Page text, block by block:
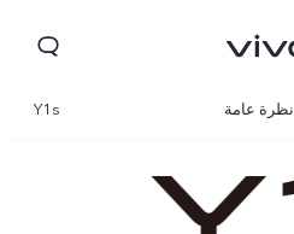
Y1s نظرة عامة